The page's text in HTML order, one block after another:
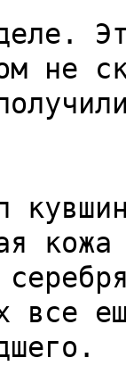
не
кожа
все